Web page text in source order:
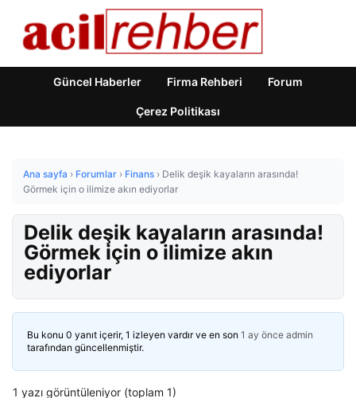
Güncel Haberler Firma Rehberi Forum
Çerez Politikası
Ana sayfa › Forumlar › Finans › Delik deşik kayaların arasında!
Görmek için o ilimize akın ediyorlar
Delik deşik kayaların arasında!
Görmek için o ilimize akın
ediyorlar
Bu konu 0 yanıt içerir, 1 izleyen vardır ve en son 1 ay önce admin
tarafından güncellenmiştir.
1 yazı görüntüleniyor (toplam 1)